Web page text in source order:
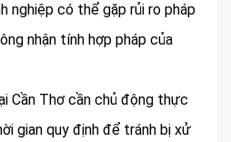
nghiệp có thể gặp rủi ro pháp
nhận tính hợp pháp của
Cần Thơ cần chủ động thực
gian quy định để tránh bị xử